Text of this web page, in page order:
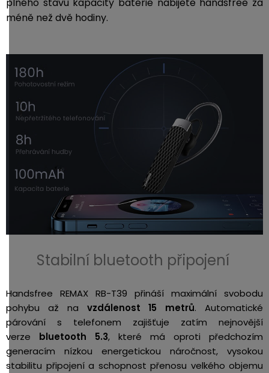
méně než dvě hodiny.
Stabilní bluetooth připojení
Handsfree REMAX RB-T39 přináší maximální svobodu
pohybu až na vzdálenost 15 metrů. Automatické
párování s telefonem zajišťuje zatím nejnovější
verze bluetooth 5.3, které má oproti předchozím
generacím nízkou energetickou náročnost, vysokou
stabilitu připojení a schopnost přenosu velkého objemu